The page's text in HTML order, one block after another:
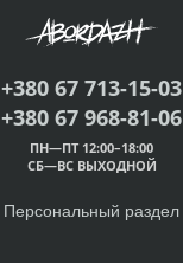
+380 67 713-15-03
+380 67 968-81-06
ПН—ПТ 12:00–18:00
СБ—ВС ВЫХОДНОЙ
Персональный раздел